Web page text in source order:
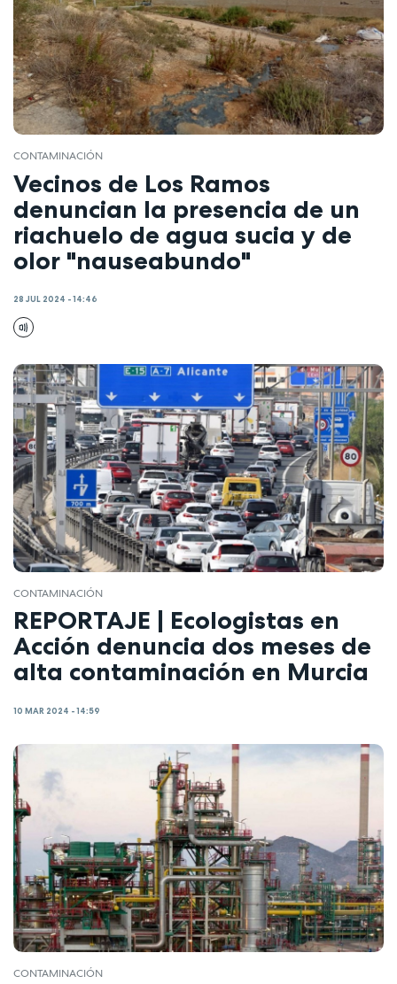
CONTAMINACIÓN
Vecinos de Los Ramos
denuncian la presencia de un
riachuelo de agua sucia y de
olor "nauseabundo"
28 JUL 2024 - 14:46
CONTAMINACIÓN
REPORTAJE | Ecologistas en
Acción denuncia dos meses de
alta contaminación en Murcia
10 MAR 2024 - 14:59
CONTAMINACIÓN